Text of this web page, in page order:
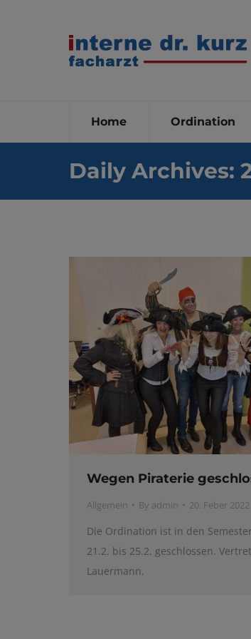
Home Ordination
Daily Archives:
Wegen Piraterie
Allgemein By admin 20. Feber 2022
Die Ordination ist in den
21.2. bis 25.2. geschlossen.
Lauermann.